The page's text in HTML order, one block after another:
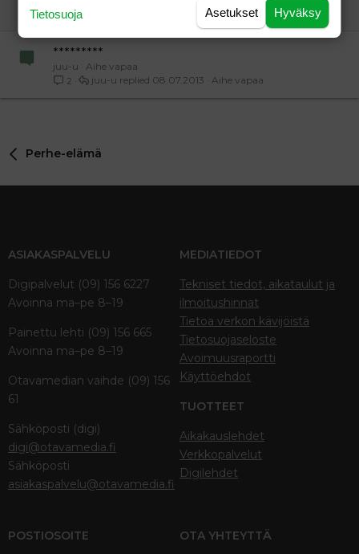
5
Aihe vapaa
*********
juu-u
Aihe vapaa
2
Aihe vapaa
08.07.2013
juu-u
Perhe-elämä
ASIAKASPALVELU
Digipalvelut (09) 156 6227
Avoinna ma–pe 8–19
Painettu lehti (09) 156 665
Avoinna ma–pe 8–19
Otavamedian vaihde (09) 156
61
Sähköposti (digi)
digi@otavamedia.fi
Sähköposti
asiakaspalvelu@otavamedia.fi
MEDIATIEDOT
Tekniset tiedot, aikataulut ja
ilmoitushinnat
Tietoa verkon kävijöistä
Tietosuojaseloste
Avoimuusraportti
Käyttöehdot
TUOTTEET
Aikakauslehdet
Verkkopalvelut
Digilehdet
POSTIOSOITE OTA YHTEYTTÄ
Hyväksy
Asetukset
Tietosuoja